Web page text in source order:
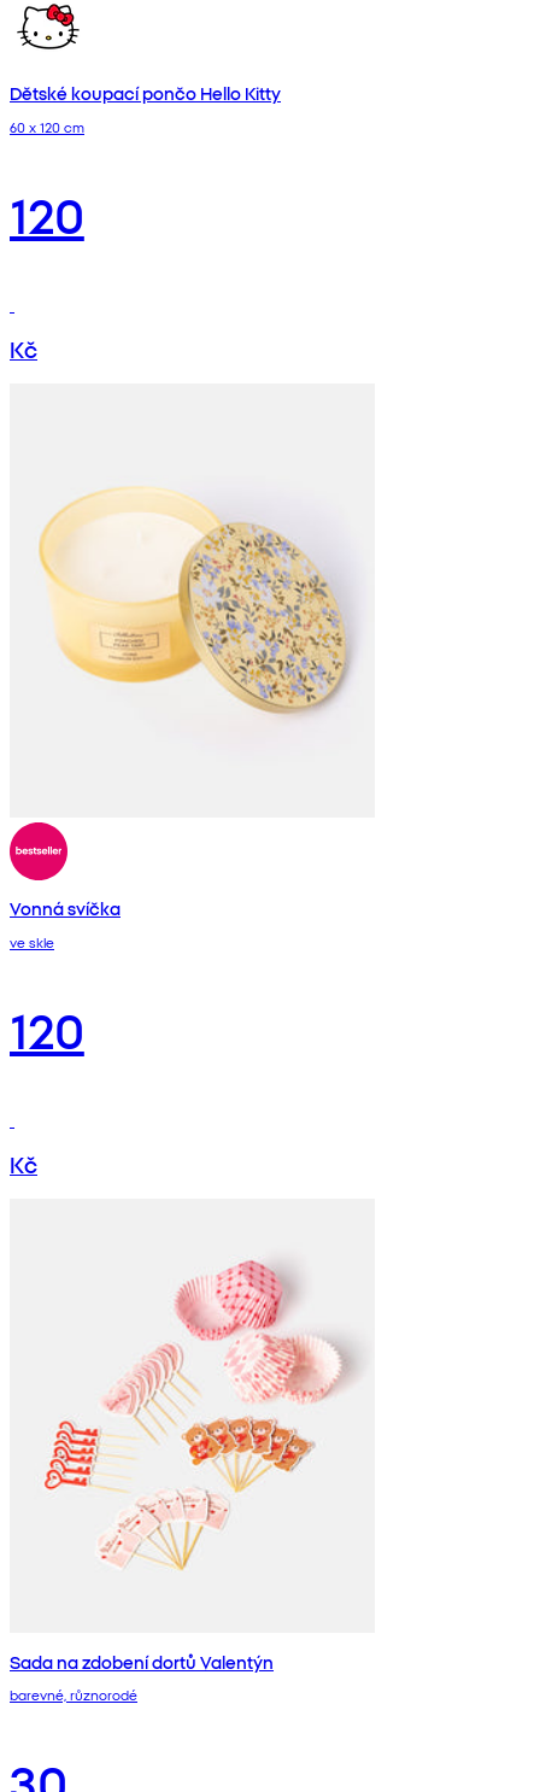
Dětské koupací pončo Hello Kitty
60 x 120 cm
120
Kč
Vonná svíčka
ve skle
120
Kč
Sada na zdobení dortů Valentýn
barevné, různorodé